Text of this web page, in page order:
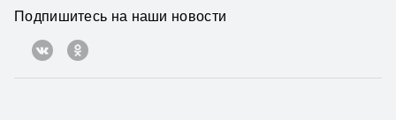
Подпишитесь на наши новости